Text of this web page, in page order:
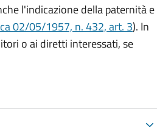
l'indicazione della paternità e
02/05/1957, n. 432, art. 3). In
o ai diretti interessati, se